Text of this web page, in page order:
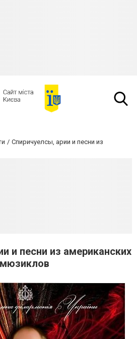
Спиричуелсы, арии и песни из
и песни из американских
мюзиклов